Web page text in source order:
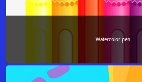
Watercolor pen